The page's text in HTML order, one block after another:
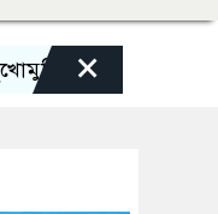
নিহত বেড়ে ৯
×